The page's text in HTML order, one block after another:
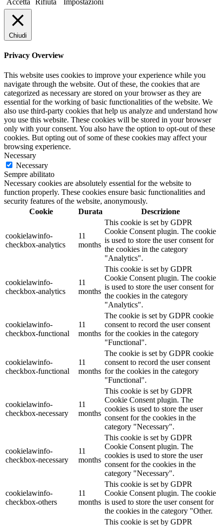
Accetta
Rifiuta Impostazioni
Chiudi
Privacy Overview
This website uses cookies to improve your experience while you
navigate through the website. Out of these, the cookies that are
categorized as necessary are stored on your browser as they are
essential for the working of basic functionalities of the website. We
also use third-party cookies that help us analyze and understand how
you use this website. These cookies will be stored in your browser
only with your consent. You also have the option to opt-out of these
cookies. But opting out of some of these cookies may affect your
browsing experience.
Necessary
Necessary
Sempre abilitato
Necessary cookies are absolutely essential for the website to
function properly. These cookies ensure basic functionalities and
security features of the website, anonymously.
Cookie
Durata Descrizione
cookielawinfo-
checkbox-analytics
11
months
This cookie is set by GDPR
Cookie Consent plugin. The cookie
is used to store the user consent for
the cookies in the category
"Analytics".
cookielawinfo-
checkbox-analytics
11
months
This cookie is set by GDPR
Cookie Consent plugin. The cookie
is used to store the user consent for
the cookies in the category
"Analytics".
cookielawinfo-
checkbox-functional
11
months
The cookie is set by GDPR cookie
consent to record the user consent
for the cookies in the category
"Functional".
cookielawinfo-
checkbox-functional
11
months
The cookie is set by GDPR cookie
consent to record the user consent
for the cookies in the category
"Functional".
cookielawinfo-
checkbox-necessary
11
months
This cookie is set by GDPR
Cookie Consent plugin. The
cookies is used to store the user
consent for the cookies in the
category "Necessary".
cookielawinfo-
checkbox-necessary
11
months
This cookie is set by GDPR
Cookie Consent plugin. The
cookies is used to store the user
consent for the cookies in the
category "Necessary".
cookielawinfo-
checkbox-others
11
months
This cookie is set by GDPR
Cookie Consent plugin. The cookie
is used to store the user consent for
the cookies in the category "Other.
This cookie is set by GDPR